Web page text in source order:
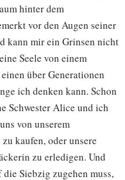
hinter dem
vor den Augen seiner
kann mir ein Grinsen nicht
Seele von einem
über Generationen
ich denken kann. Schon
Schwester Alice und ich
von unserem
kaufen, oder unsere
zu erledigen. Und
Siebzig zugehen muss,